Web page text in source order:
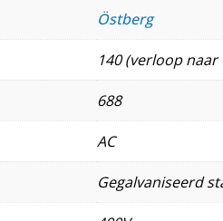
Östberg
140 (verloop naar
688
AC
Gegalvaniseerd